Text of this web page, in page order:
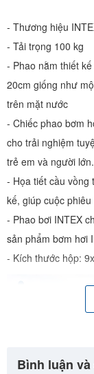
- Thương hiệu
- Tải trọng 100 kg
- Phao nằm thiết
20cm giống như
trên mặt nước
- Chiếc phao bơm
cho trải nghiệm
trẻ em và người lớn.
- Họa tiết cầu vồng
kế, giúp cuộc
- Phao bơi INTEX
sản phẩm bơm hơi
- Kích thước hộp:
Bình luận